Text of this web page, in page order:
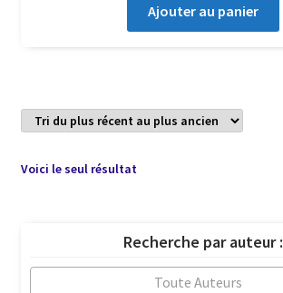
Ajouter au panier
Voici le seul résultat
Recherche par auteur :
Toute Auteurs